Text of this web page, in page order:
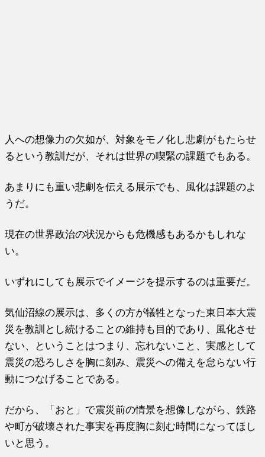
人への想像力の欠如が、対象をモノ化し悲劇がもたらせ
るという教訓だが、それは世界の喫緊の課題でもある。
あまりにも重い悲劇を伝える展示でも、風化は課題のよ
うだ。
現在の世界政治の状況からも危機感もあるかもしれな
い。
いずれにしても展示でイメージを提示するのは重要だ。
気仙沼線の展示は、多くの方が犠牲となった東日本大震
災を教訓とし続けることの維持も目的であり、風化させ
ない、ということはつまり、忘れないこと、実感として
震災の恐ろしさを胸に刻み、震災への備えを怠らない行
動につなげることである。
だから、「おと」で震災前の情景を想像しながら、鉄路
や町が破壊された事実を再度胸に刻む時間になってほし
いと思う。